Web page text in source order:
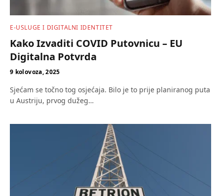
E-USLUGE I DIGITALNI IDENTITET
Kako Izvaditi COVID Putovnicu – EU
Digitalna Potvrda
9 kolovoza, 2025
Sjećam se točno tog osjećaja. Bilo je to prije planiranog puta
u Austriju, prvog dužeg…